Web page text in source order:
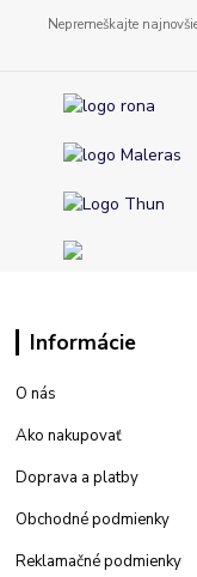
Nepremeškajte
Informácie
O nás
Ako nakupovať
Doprava a platby
Obchodné podmienky
Reklamačné podmienky